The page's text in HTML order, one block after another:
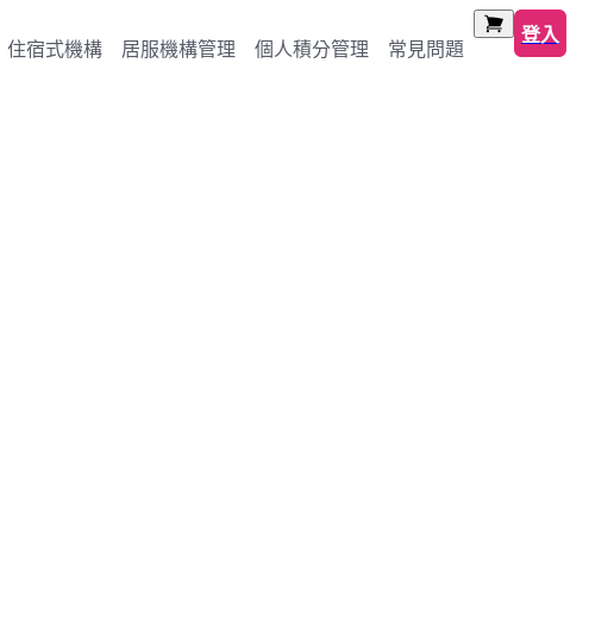
住宿式機構 居服機構管理 個人積分管理 常見問題
登入